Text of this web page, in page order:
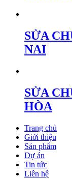
SỬA
NAI
SỬA
HÒA
Trang chủ
Giới thiệu
Sản phẩm
Dự án
Tin tức
Liên hệ